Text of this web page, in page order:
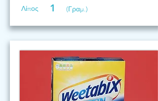
Λίπος
1 (Γραμ.)